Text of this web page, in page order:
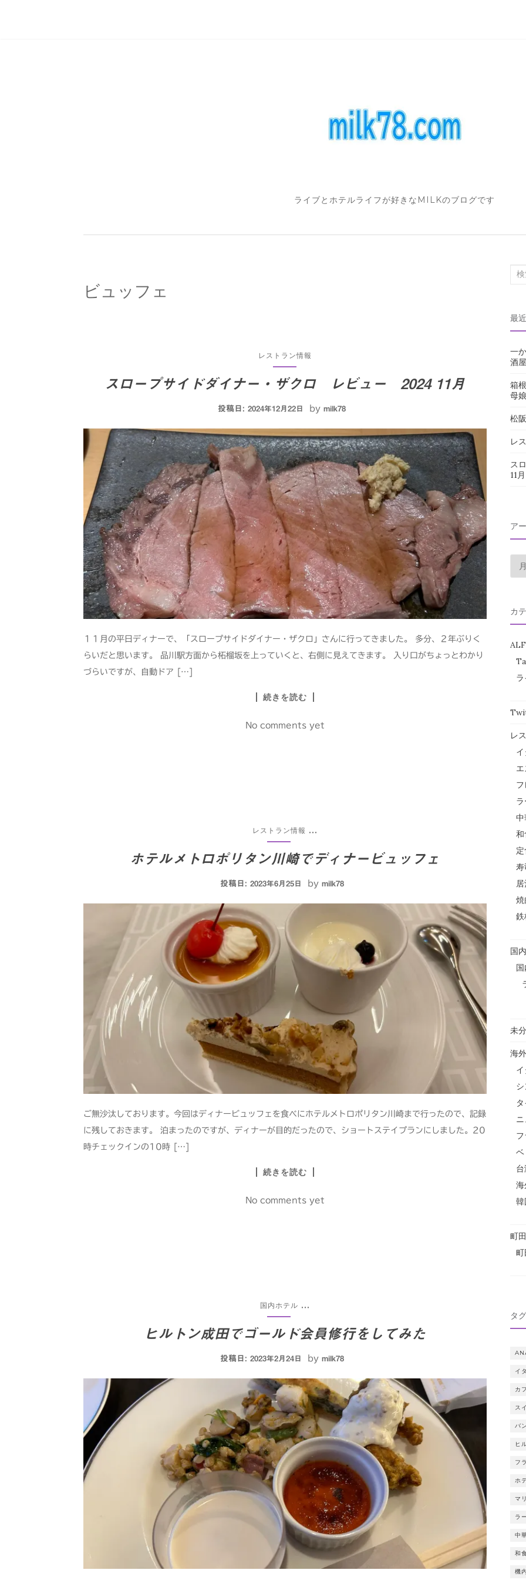
ライブとホテルライフが好きなMILKのブログです
ビュッフェ
レストラン情報
スロープサイドダイナー・ザクロ レビュー 2024 11月
投稿日:2024年12月22日 bymilk78
１１月の平日ディナーで、「スロープサイドダイナー・ザクロ」さんに行ってきました。 多分、２年ぶりく
らいだと思います。 品川駅方面から柘榴坂を上っていくと、右側に見えてきます。 入り口がちょっとわかり
づらいですが、自動ドア […]
続きを読む
No comments yet
レストラン情報 ...
ホテルメトロポリタン川崎でディナービュッフェ
投稿日: 2023年6月25日 by milk78
ご無沙汰しております。今回はディナービュッフェを食べにホテルメトロポリタン川崎まで行ったので、記録
に残しておきます。 泊まったのですが、ディナーが目的だったので、ショートステイプランにしました。20
時チェックインの10時 […]
続きを読む
No comments yet
国内ホテル ...
ヒルトン成田でゴールド会員修行をしてみた
投稿日: 2023年2月24日 by milk78
検
象:
最
一
酒
箱
母
松
レ
ス
11月
ア
ー
イ
ブ
カ
レ
中
和
寿
焼
鉄
国
未
海
ベ
海
韓
町
町
タグ
イ
カ
ス
バ
ヒ
フ
ホ
マ
ラ
中
和
機